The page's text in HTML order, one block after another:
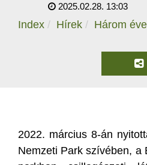
ŐSVILÁGI POMPEJI
ONLINE JEGYVÁSÁRLÁS
2025.02.28. 13:03
Index Hírek Három
2022. március 8-án
Nemzeti Park szívében, a